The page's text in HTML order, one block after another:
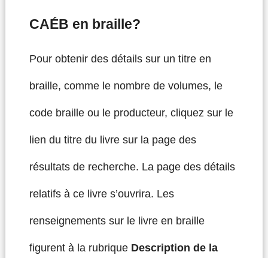
CAÉB en braille?
Pour obtenir des détails sur un titre en
braille, comme le nombre de volumes, le
code braille ou le producteur, cliquez sur le
lien du titre du livre sur la page des
résultats de recherche. La page des détails
relatifs à ce livre s’ouvrira. Les
renseignements sur le livre en braille
figurent à la rubrique Description de la